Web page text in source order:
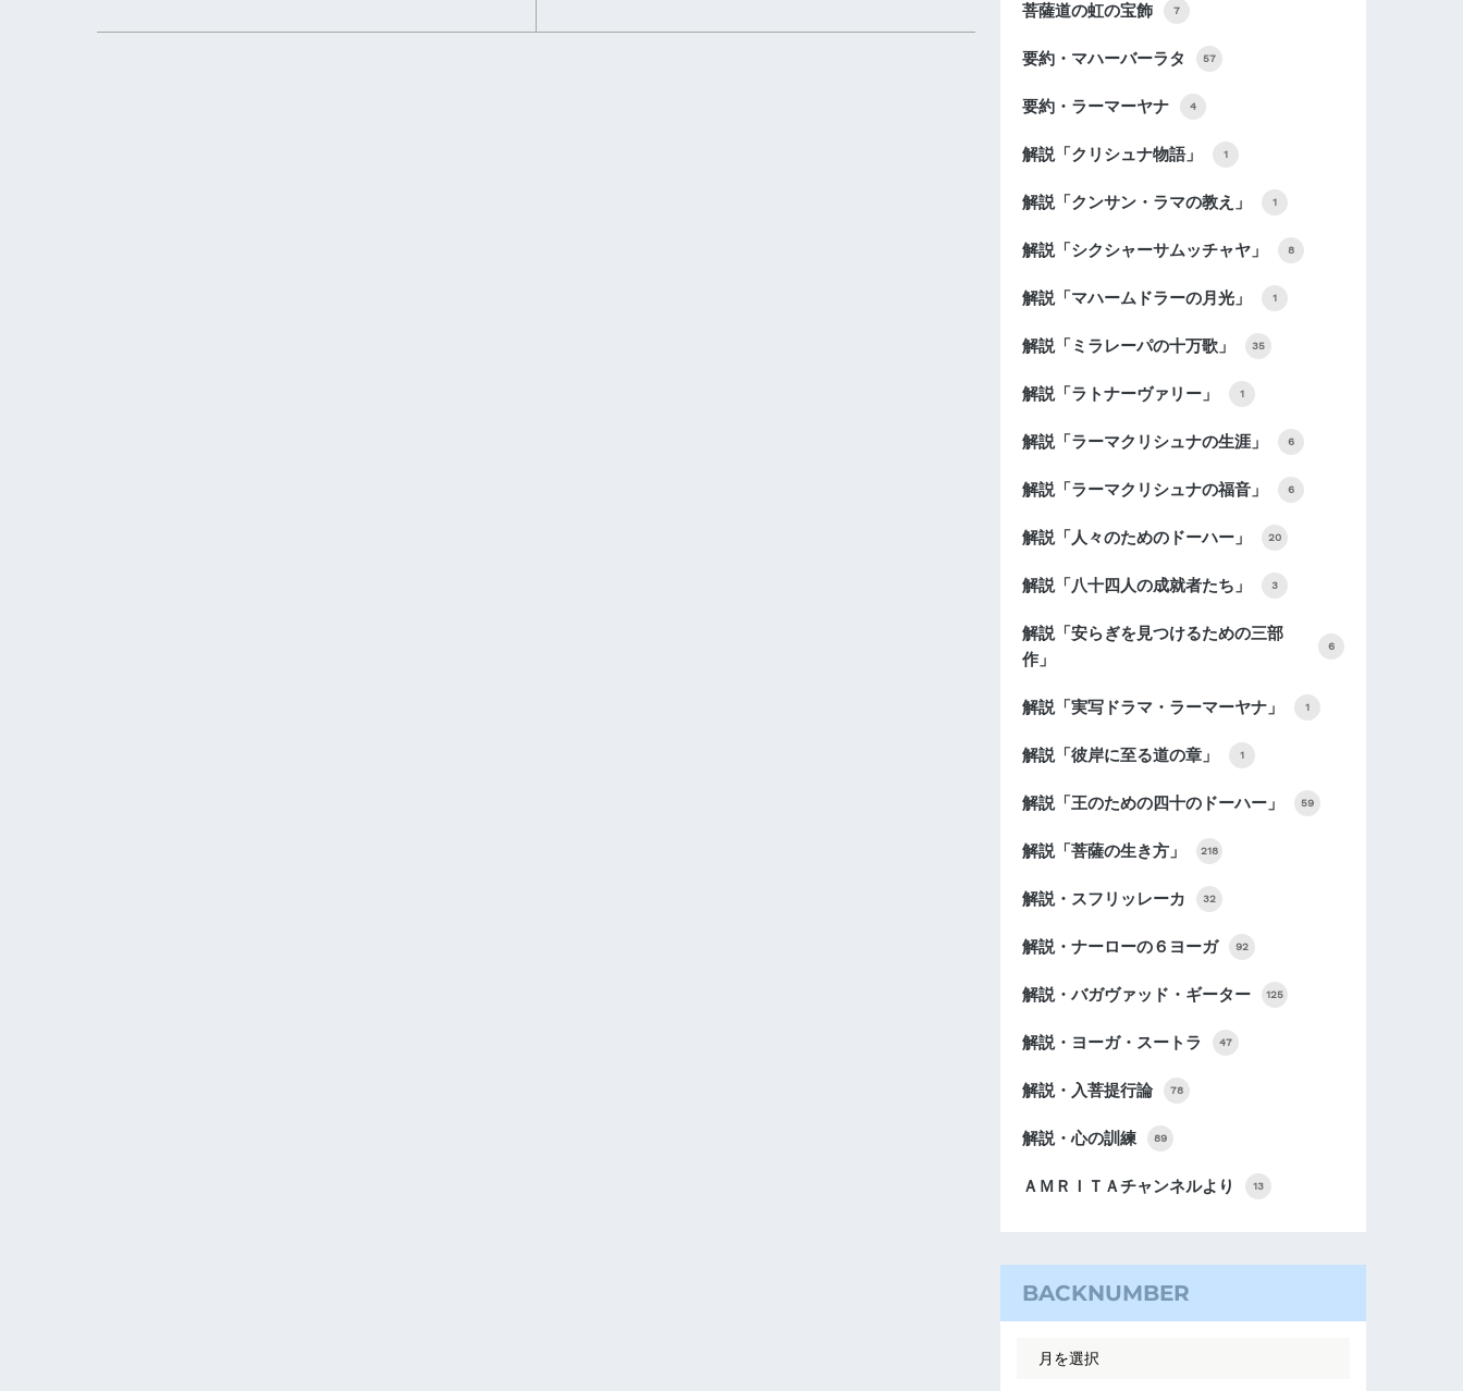
菩薩道の虹の宝飾 7
要約・マハーバーラタ 57
要約・ラーマーヤナ 4
解説「クリシュナ物語」 1
解説「クンサン・ラマの教え」 1
解説「シクシャーサムッチャヤ」 8
解説「マハームドラーの月光」 1
解説「ミラレーパの十万歌」 35
解説「ラトナーヴァリー」 1
解説「ラーマクリシュナの生涯」 6
解説「ラーマクリシュナの福音」 6
解説「人々のためのドーハー」 20
解説「八十四人の成就者たち」 3
解説「安らぎを見つけるための三部
作」
6
解説「実写ドラマ・ラーマーヤナ」 1
解説「彼岸に至る道の章」 1
解説「王のための四十のドーハー」 59
解説「菩薩の生き方」 218
解説・スフリッレーカ 32
解説・ナーローの６ヨーガ 92
解説・バガヴァッド・ギーター 125
解説・ヨーガ・スートラ 47
解説・入菩提行論 78
解説・心の訓練 89
ＡＭＲＩＴＡチャンネルより 13
BACKNUMBER